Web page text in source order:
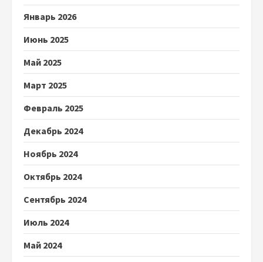
Январь 2026
Июнь 2025
Май 2025
Март 2025
Февраль 2025
Декабрь 2024
Ноябрь 2024
Октябрь 2024
Сентябрь 2024
Июль 2024
Май 2024